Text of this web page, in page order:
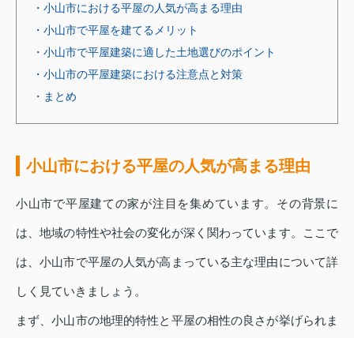
・小山市における平屋の人気が高まる理由
・小山市で平屋を建てるメリット
・小山市で平屋建築に適した土地選びのポイント
・小山市の平屋建築における注意点と対策
・まとめ
小山市における平屋の人気が高まる理由
小山市で平屋建ての家が注目を集めています。その背景に
は、地域の特性や社会の変化が深く関わっています。ここで
は、小山市で平屋の人気が高まっている主な理由について詳
しく見ていきましょう。
まず、小山市の地理的特性と平屋の相性の良さが挙げられま